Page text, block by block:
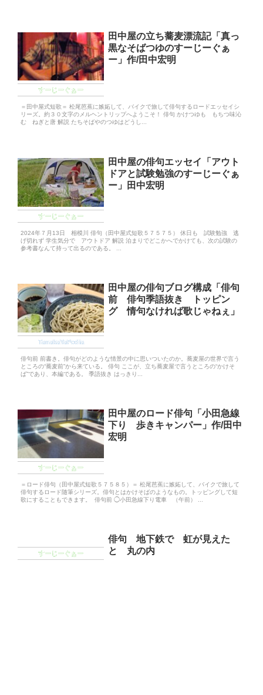
すーじーぐぁー
田中屋の立ち蕎麦漂流記「真っ
黒なそばつゆのすーじーぐぁ
ー」作/田中宏明
＝田中屋式短歌＝ 松尾芭蕉に嫉妬して、バイクで旅して俳句するロードエッセイシ
リーズ。約３０文字のメルヘントリップへようこそ！ 俳句 かけつゆも もちつ味沁
む ねぎと唐 解説 たちそばやのつゆはどうし...
すーじーぐぁー
田中屋の俳句エッセイ「アウト
ドアと試験勉強のすーじーぐぁ
ー」田中宏明
2024年７月13日 相模川 俳句（田中屋式短歌５７５７５） 休日も 試験勉強 逃
げ切れず 学生気分で アウトドア 解説 泊まりでどこかへでかけても、次の試験の
参考書なんて持って出るのである。 ...
TanakaYaPedia
田中屋の俳句ブログ構成「俳句
前 俳句季語抜き トッピン
グ 情句なければ歌じゃねぇ」
俳句前 前書き。俳句がどのような情景の中に思いついたのか。蕎麦屋の世界で言う
ところの“蕎麦前”から来ている。 俳句 ここが、立ち蕎麦屋で言うところの“かけそ
ば”であり、本編である。 季語抜き はっきり...
すーじーぐぁー
田中屋のロード俳句「小田急線
下り 歩きキャンパー」作/田中
宏明
＝ロード俳句（田中屋式短歌５７５８５）＝ 松尾芭蕉に嫉妬して、バイクで旅して
俳句するロード随筆シリーズ。俳句とはかけそばのようなもの。トッピングして短
歌にすることもできます。 俳句前 ◯小田急線下り電車 （午前） ...
すーじーぐぁー
俳句 地下鉄で 虹が見えた
と 丸の内